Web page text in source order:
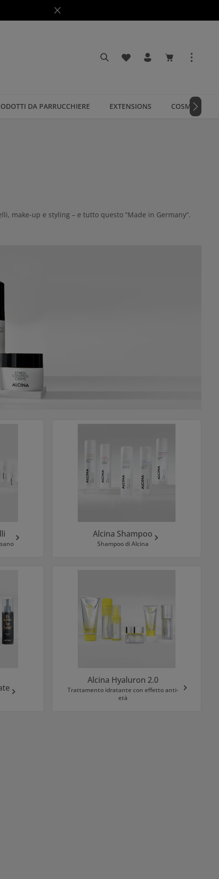
Hai 0 articoli nella lista dei
Il carrello
DA PARRUCCHIERE EXTENSIONS COSMETICI
make-up e styling – e tutto questo “Made in Germany”.
Alcina Shampoo
Shampoo di Alcina
Alcina Hyaluron 2.0
Trattamento idratante con effetto anti-
età